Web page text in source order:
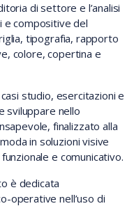
di settore e l’analisi
e compositive del
tipografia, rapporto
colore, copertina e
studio, esercitazioni e
sviluppare nello
finalizzato alla
in soluzioni visive
e comunicativo.
è dedicata
operative nell’uso di